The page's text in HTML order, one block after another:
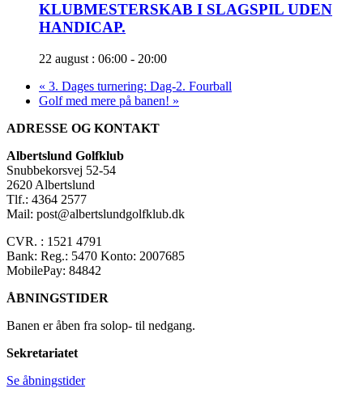
KLUBMESTERSKAB I SLAGSPIL UDEN
HANDICAP.
22 august : 06:00 - 20:00
« 3. Dages turnering: Dag-2. Fourball
Golf med mere på banen! »
ADRESSE OG KONTAKT
Albertslund Golfklub
Snubbekorsvej 52-54
2620 Albertslund
Tlf.: 4364 2577
Mail: post@albertslundgolfklub.dk
CVR. : 1521 4791
Bank: Reg.: 5470 Konto: 2007685
MobilePay: 84842
ÅBNINGSTIDER
Banen er åben fra solop- til nedgang.
Sekretariatet
Se åbningstider